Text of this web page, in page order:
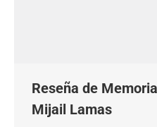
Reseña de
Mijail Lamas